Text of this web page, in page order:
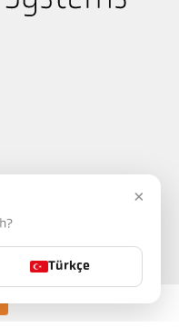
mı var?
×
Türkçe